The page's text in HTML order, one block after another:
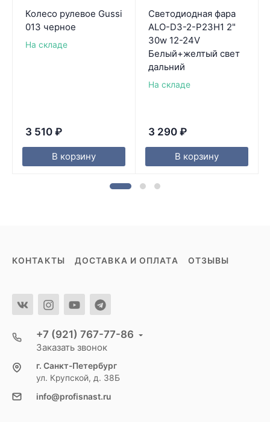
Колесо рулевое Gussi
013 черное
На складе
3 510 ₽
В корзину
Светодиодная фара
ALO-D3-2-P23H1 2"
30w 12-24V
Белый+желтый свет
дальний
На складе
3 290 ₽
В корзину
КОНТАКТЫ ДОСТАВКА И ОПЛАТА ОТЗЫВЫ
+7 (921) 767-77-86
Заказать звонок
г. Санкт-Петербург
ул. Крупской, д. 38Б
info@profisnast.ru